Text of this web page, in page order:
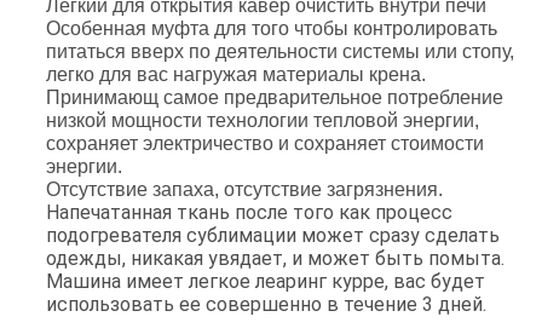
Легкий для открытия кавер очистить внутри печи
Особенная муфта для того чтобы контролировать
питаться вверх по деятельности системы или стопу,
легко для вас нагружая материалы крена.
Принимающ самое предварительное потребление
низкой мощности технологии тепловой энергии,
сохраняет электричество и сохраняет стоимости
энергии.
Отсутствие запаха, отсутствие загрязнения.
Напечатанная ткань после того как процесс
подогревателя сублимации может сразу сделать
одежды, никакая увядает, и может быть помыта.
Машина имеет легкое леаринг курре, вас будет
использовать ее совершенно в течение 3 дней.